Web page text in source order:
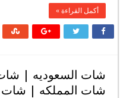
أكمل القراءة »
شات السعوديه |
شات المملكه |